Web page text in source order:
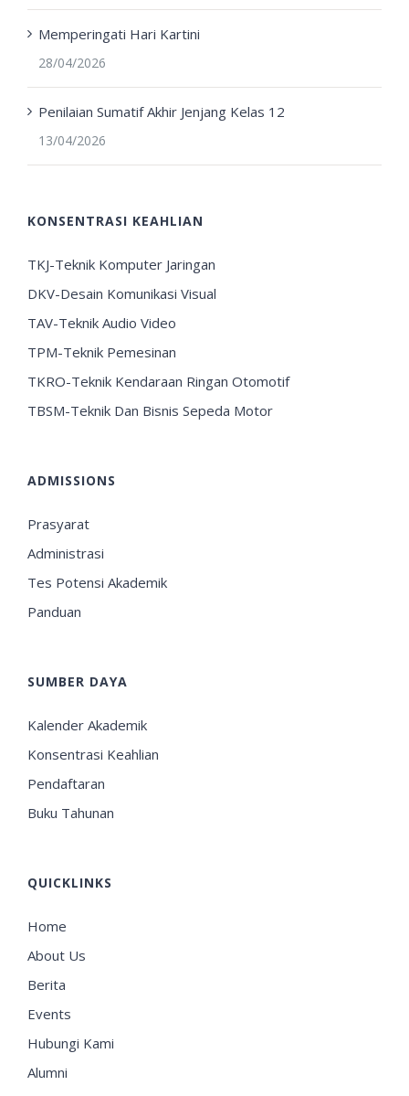
Memperingati Hari Kartini
28/04/2026
Penilaian Sumatif Akhir Jenjang Kelas 12
13/04/2026
KONSENTRASI KEAHLIAN
TKJ-Teknik Komputer Jaringan
DKV-Desain Komunikasi Visual
TAV-Teknik Audio Video
TPM-Teknik Pemesinan
TKRO-Teknik Kendaraan Ringan Otomotif
TBSM-Teknik Dan Bisnis Sepeda Motor
ADMISSIONS
Prasyarat
Administrasi
Tes Potensi Akademik
Panduan
SUMBER DAYA
Kalender Akademik
Konsentrasi Keahlian
Pendaftaran
Buku Tahunan
QUICKLINKS
Home
About Us
Berita
Events
Hubungi Kami
Alumni